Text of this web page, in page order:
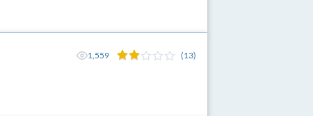
1,559 (13)